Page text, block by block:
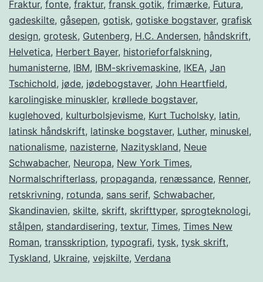
Fraktur, fonte, fraktur, fransk gotik, frimærke, Futura,
gadeskilte, gåsepen, gotisk, gotiske bogstaver, grafisk
design, grotesk, Gutenberg, H.C. Andersen, håndskrift,
Helvetica, Herbert Bayer, historieforfalskning,
humanisterne, IBM, IBM-skrivemaskine, IKEA, Jan
Tschichold, jøde, jødebogstaver, John Heartfield,
karolingiske minuskler, krøllede bogstaver,
kuglehoved, kulturbolsjevisme, Kurt Tucholsky, latin,
latinsk håndskrift, latinske bogstaver, Luther, minuskel,
nationalisme, nazisterne, Nazityskland, Neue
Schwabacher, Neuropa, New York Times,
Normalschrifterlass, propaganda, renæssance, Renner,
retskrivning, rotunda, sans serif, Schwabacher,
Skandinavien, skilte, skrift, skrifttyper, sprogteknologi,
stålpen, standardisering, textur, Times, Times New
Roman, transskription, typografi, tysk, tysk skrift,
Tyskland, Ukraine, vejskilte, Verdana